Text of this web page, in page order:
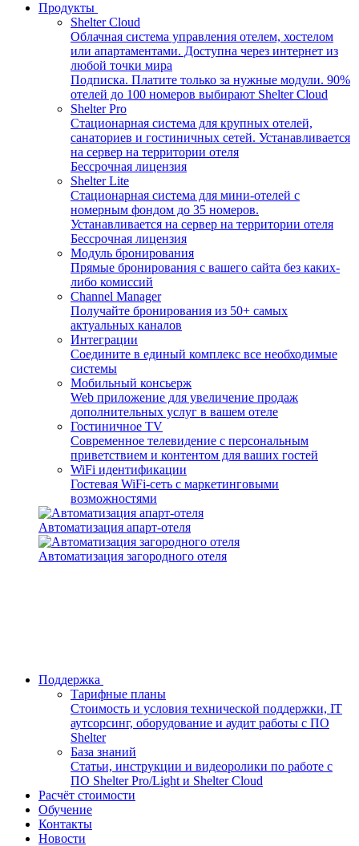
Продукты
Shelter Cloud
Облачная система управления отелем, хостелом
или апартаментами. Доступна через интернет из
любой точки мира
Подписка. Платите только за нужные модули. 90%
отелей до 100 номеров выбирают Shelter Cloud
Shelter Pro
Стационарная система для крупных отелей,
санаториев и гостиничных сетей. Устанавливается
на сервер на территории отеля
Бессрочная лицензия
Shelter Lite
Стационарная система для мини-отелей с
номерным фондом до 35 номеров.
Устанавливается на сервер на территории отеля
Бессрочная лицензия
Модуль бронирования
Прямые бронирования с вашего сайта без каких-
либо комиссий
Channel Manager
Получайте бронирования из 50+ самых
актуальных каналов
Интеграции
Соедините в единый комплекс все необходимые
системы
Мобильный консьерж
Web приложение для увеличение продаж
дополнительных услуг в вашем отеле
Гостиничное TV
Современное телевидение с персональным
приветствием и контентом для ваших гостей
WiFi идентификации
Гостевая WiFi-сеть с маркетинговыми
возможностями
Автоматизация апарт-отеля
Автоматизация загородного отеля
Поддержка
Тарифные планы
Стоимость и условия технической поддержки, IT
аутсорсинг, оборудование и аудит работы с ПО
Shelter
База знаний
Статьи, инструкции и видеоролики по работе с
ПО Shelter Pro/Light и Shelter Cloud
Расчёт стоимости
Обучение
Контакты
Новости